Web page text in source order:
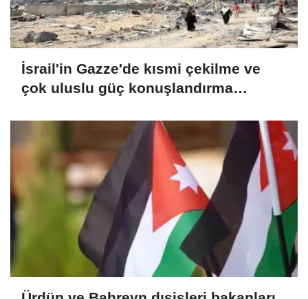
İsrail'in Gazze'de kısmi çekilme ve
çok uluslu güç konuşlandırma